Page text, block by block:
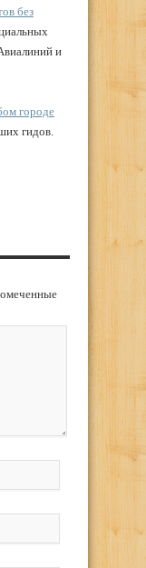
без
и
городе
гидов.